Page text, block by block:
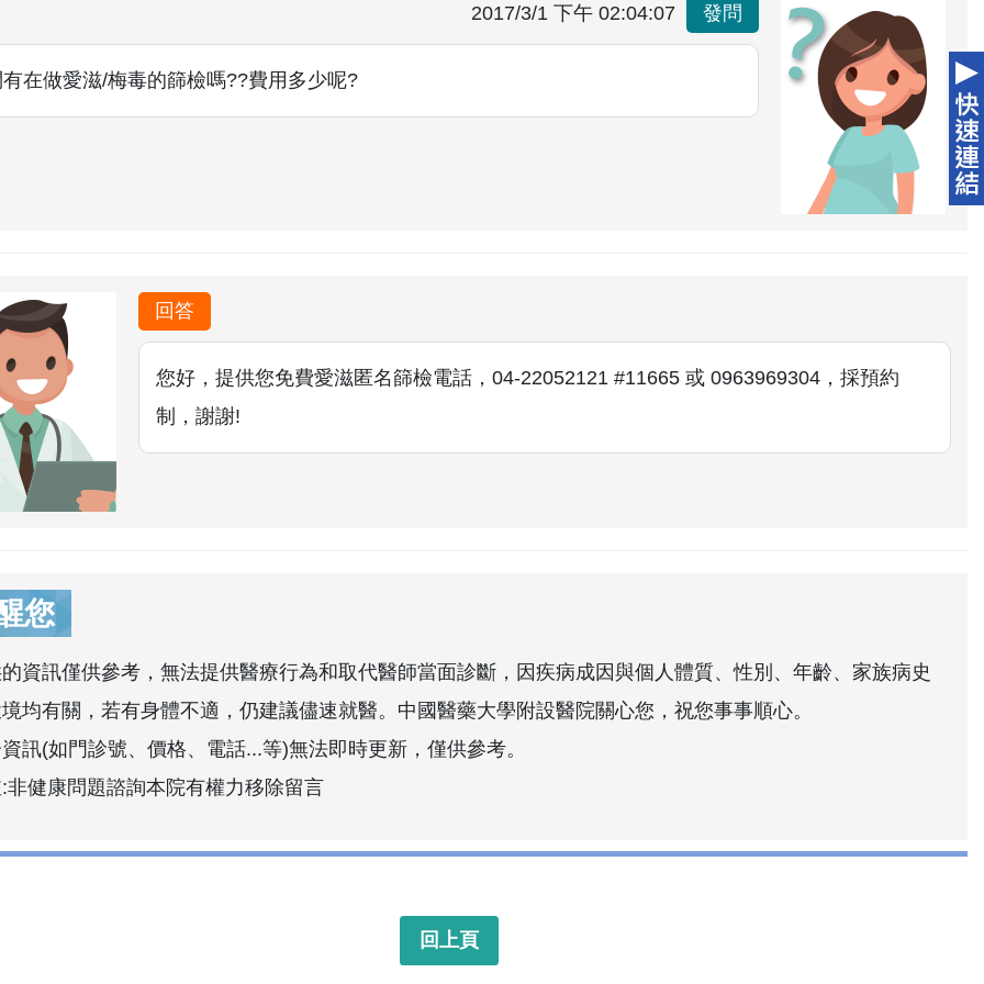
發問
2017/3/1 下午 02:04:07
在做愛滋/梅毒的篩檢嗎??費用多少呢?
回答
您好，提供您免費愛滋匿名篩檢電話，04-22052121 #11665 或 0963969304，採預約
制，謝謝!
您
資訊僅供參考，無法提供醫療行為和取代醫師當面診斷，因疾病成因與個人體質、性別、年齡、家族病史
均有關，若有身體不適，仍建議儘速就醫。中國醫藥大學附設醫院關心您，祝您事事順心。
訊(如門診號、價格、電話...等)無法即時更新，僅供參考。
非健康問題諮詢本院有權力移除留言
回上頁